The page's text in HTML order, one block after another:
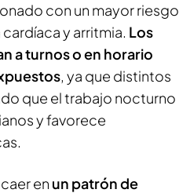
con un mayor riesgo
y arritmia. Los
a turnos o en horario
, ya que distintos
que el trabajo nocturno
y favorece
en un patrón de